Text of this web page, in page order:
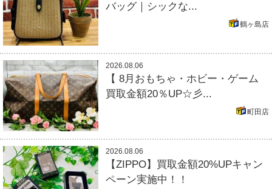
バッグ｜シックな...
鶴ヶ島店
2026.08.06
【 8月おもちゃ・ホビー・ゲーム
買取金額20％UP☆彡...
町田店
2026.08.06
【ZIPPO】買取金額20%UPキャン
ペーン実施中！！